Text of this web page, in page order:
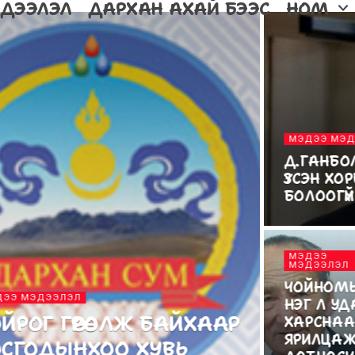
ДАРХАН АХАЙ БЭЭС НОМ
МЭДЭЭЛЭЛ
ГӨРӨӨЛЖ БАЙХААР
ХУВЬ
МЭДЭЭ
ҮЗСЭН
БОЛООГҮЙ
МЭДЭЭ
МЭДЭЭЛЭЛ
НЭГ Л